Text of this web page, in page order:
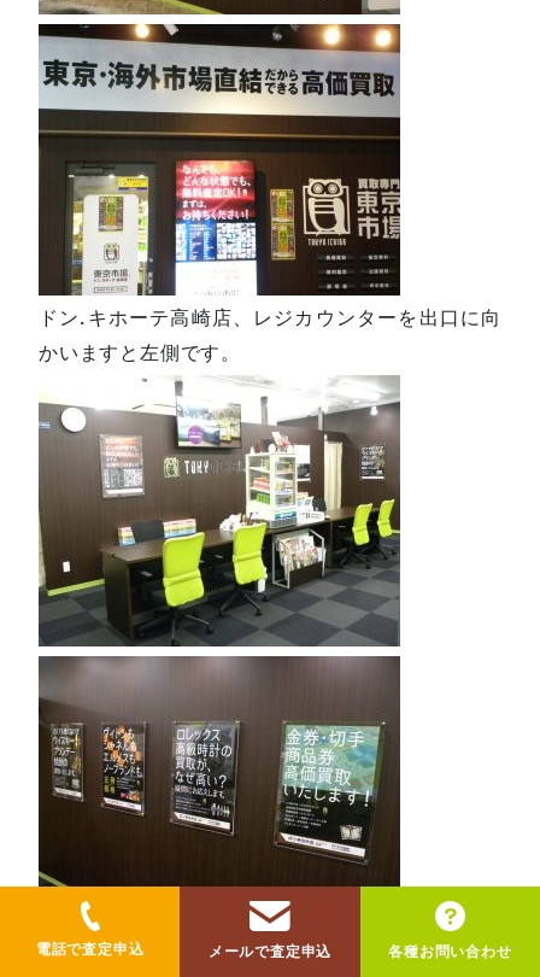
ドン.キホーテ高崎店、レジカウンターを出口に向
かいますと左側です。
電話で査定申込 メールで査定申込 各種お問い合わせ